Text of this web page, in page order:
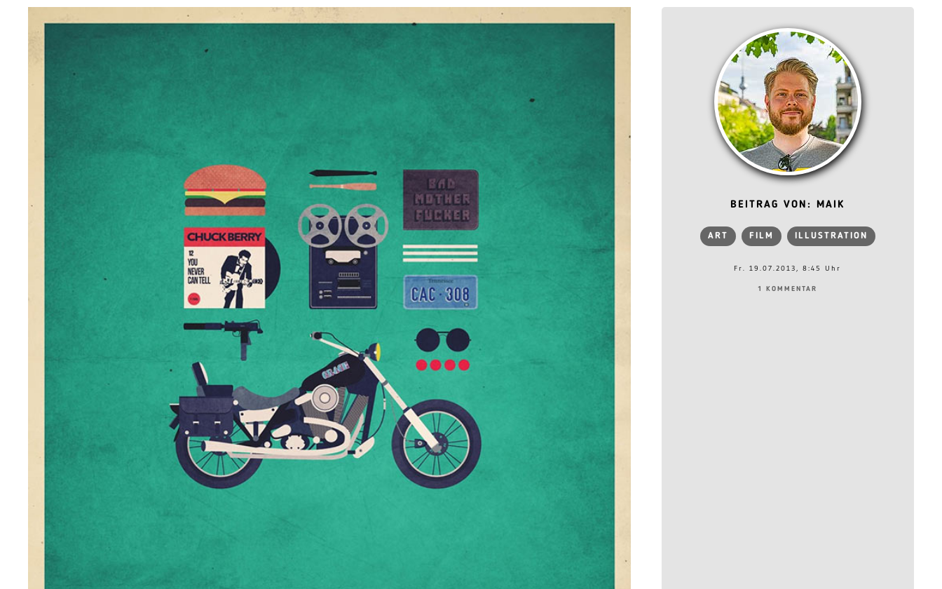
BEITRAG VON: MAIK
ART FILM ILLUSTRATION
Fr. 19.07.2013, 8:45 Uhr
1 KOMMENTAR